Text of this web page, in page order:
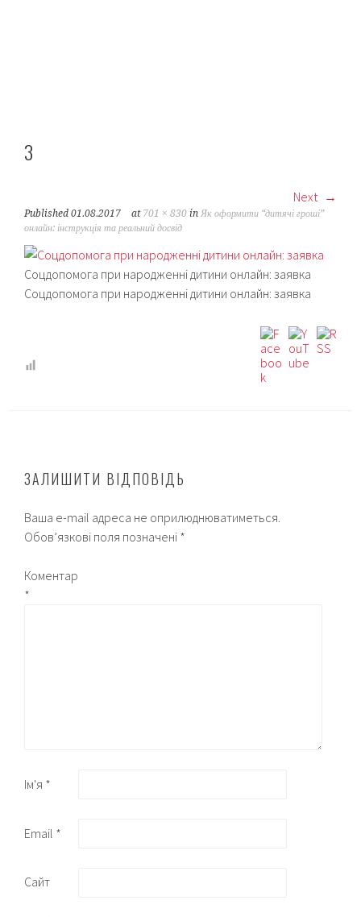
3
Next
Published01.08.2017 at 701 × 830 inЯк оформити “дитячі гроші”
онлайн: інструкція та реальний досвід
Соцдопомога при народженні дитини онлайн: заявка
Соцдопомога при народженні дитини онлайн: заявка
ЗАЛИШИТИ ВІДПОВІДЬ
Ваша e-mail адреса не оприлюднюватиметься.
Обов’язкові поля позначені *
Коментар
*
Ім'я *
Email *
Сайт